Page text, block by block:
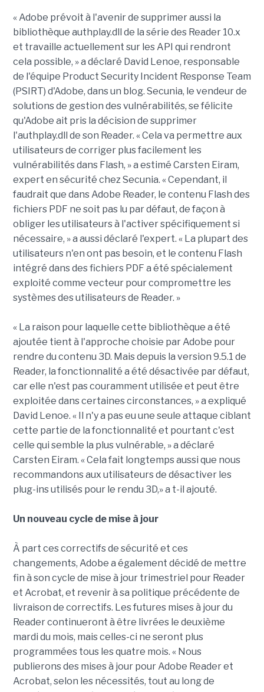
« Adobe prévoit à l'avenir de supprimer aussi la
bibliothèque authplay.dll de la série des Reader 10.x
et travaille actuellement sur les API qui rendront
cela possible, » a déclaré David Lenoe, responsable
de l'équipe Product Security Incident Response Team
(PSIRT) d'Adobe, dans un blog. Secunia, le vendeur de
solutions de gestion des vulnérabilités, se félicite
qu'Adobe ait pris la décision de supprimer
l'authplay.dll de son Reader. « Cela va permettre aux
utilisateurs de corriger plus facilement les
vulnérabilités dans Flash, » a estimé Carsten Eiram,
expert en sécurité chez Secunia. « Cependant, il
faudrait que dans Adobe Reader, le contenu Flash des
fichiers PDF ne soit pas lu par défaut, de façon à
obliger les utilisateurs à l'activer spécifiquement si
nécessaire, » a aussi déclaré l'expert. « La plupart des
utilisateurs n'en ont pas besoin, et le contenu Flash
intégré dans des fichiers PDF a été spécialement
exploité comme vecteur pour compromettre les
systèmes des utilisateurs de Reader. »
« La raison pour laquelle cette bibliothèque a été
ajoutée tient à l'approche choisie par Adobe pour
rendre du contenu 3D. Mais depuis la version 9.5.1 de
Reader, la fonctionnalité a été désactivée par défaut,
car elle n'est pas couramment utilisée et peut être
exploitée dans certaines circonstances, » a expliqué
David Lenoe. « Il n'y a pas eu une seule attaque ciblant
cette partie de la fonctionnalité et pourtant c'est
celle qui semble la plus vulnérable, » a déclaré
Carsten Eiram. « Cela fait longtemps aussi que nous
recommandons aux utilisateurs de désactiver les
plug-ins utilisés pour le rendu 3D,» a t-il ajouté.
Un nouveau cycle de mise à jour
À part ces correctifs de sécurité et ces
changements, Adobe a également décidé de mettre
fin à son cycle de mise à jour trimestriel pour Reader
et Acrobat, et revenir à sa politique précédente de
livraison de correctifs. Les futures mises à jour du
Reader continueront à être livrées le deuxième
mardi du mois, mais celles-ci ne seront plus
programmées tous les quatre mois. « Nous
publierons des mises à jour pour Adobe Reader et
Acrobat, selon les nécessités, tout au long de